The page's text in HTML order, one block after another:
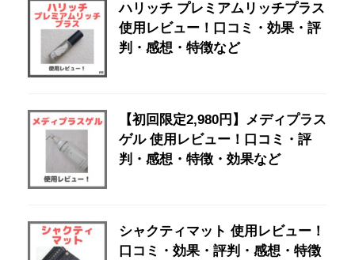
ハリッチ プレミアムリッチプラス
使用レビュー！口コミ・効果・評
判・感想・特徴など
【初回限定2,980円】メディプラス
ゲル 使用レビュー！口コミ・評
判・感想・特徴・効果など
シャクティマット 使用レビュー！
口コミ・効果・評判・感想・特徴